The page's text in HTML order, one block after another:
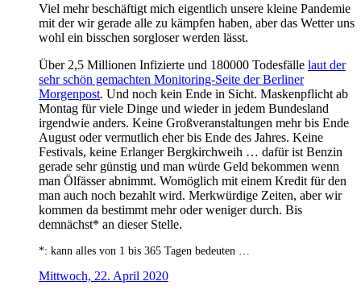
Viel mehr beschäftigt mich eigentlich unsere kleine Pandemie
mit der wir gerade alle zu kämpfen haben, aber das Wetter uns
wohl ein bisschen sorgloser werden lässt.
Über 2,5 Millionen Infizierte und 180000 Todesfälle laut der
sehr schön gemachten Monitoring-Seite der Berliner
Morgenpost. Und noch kein Ende in Sicht. Maskenpflicht ab
Montag für viele Dinge und wieder in jedem Bundesland
irgendwie anders. Keine Großveranstaltungen mehr bis Ende
August oder vermutlich eher bis Ende des Jahres. Keine
Festivals, keine Erlanger Bergkirchweih … dafür ist Benzin
gerade sehr günstig und man würde Geld bekommen wenn
man Ölfässer abnimmt. Womöglich mit einem Kredit für den
man auch noch bezahlt wird. Merkwürdige Zeiten, aber wir
kommen da bestimmt mehr oder weniger durch. Bis
demnächst* an dieser Stelle.
*: kann alles von 1 bis 365 Tagen bedeuten …
Mittwoch, 22. April 2020